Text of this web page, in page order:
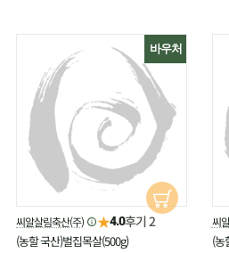
바우처
씨알살림축산(주) ★4.0후기 2
(농할 국산)벌집목살(500g)
씨
(농